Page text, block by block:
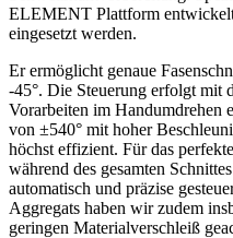
ELEMENT Plattform
eingesetzt werden.
Er ermöglicht genaue
-45°. Die Steuerung erfolgt mit
Vorarbeiten im Handumdrehen
von ±540° mit hoher
höchst effizient. Für das
während des gesamten
automatisch und präzise
Aggregats haben wir zudem
geringen Materialverschleiß